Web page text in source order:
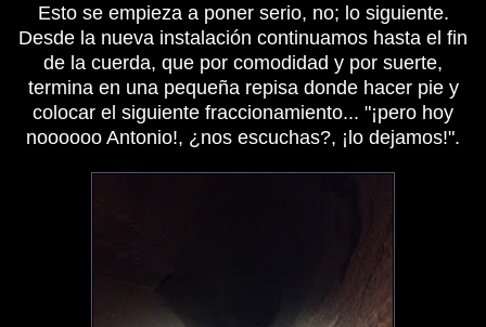
Esto se empieza a poner serio, no; lo siguiente.
Desde la nueva instalación continuamos hasta el fin
de la cuerda, que por comodidad y por suerte,
termina en una pequeña repisa donde hacer pie y
colocar el siguiente fraccionamiento... "¡pero hoy
noooooo Antonio!, ¿nos escuchas?, ¡lo dejamos!".